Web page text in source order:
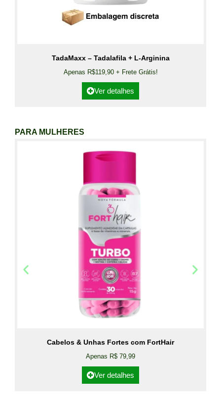
TadaMaxx – Tadalafila + L-Arginina
Apenas R$119,90 + Frete Grátis!
Ver detalhes
PARA MULHERES
Cabelos & Unhas Fortes com FortHair
Apenas R$ 79,99
Ver detalhes